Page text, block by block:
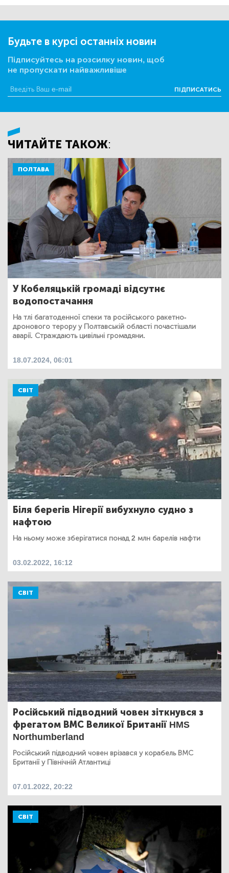
Будьте в курсі останніх новин
Підписуйтесь на розсилку новин, щоб
не пропускати найважливіше
ПІДПИСАТИСЬ
ЧИТАЙТЕ ТАКОЖ:
ПОЛТАВА
У Кобеляцькій громаді відсутнє
водопостачання
На тлі багатоденної спеки та російського ракетно-
дронового терору у Полтавській області почастішали
аварії. Страждають цивільні громадяни.
18.07.2024, 06:01
СВІТ
Біля берегів Нігерії вибухнуло судно з
нафтою
На ньому може зберігатися понад 2 млн барелів нафти
03.02.2022, 16:12
СВІТ
Російський підводний човен зіткнувся з
фрегатом ВМС Великої Британії HMS
Northumberland
Російський підводний човен врізався у корабель ВМС
Британії у Північній Атлантиці
07.01.2022, 20:22
СВІТ